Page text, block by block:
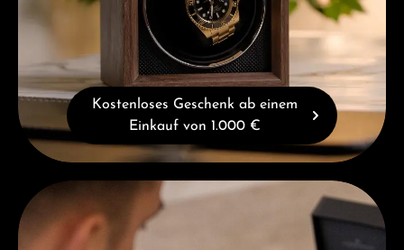
Kostenloses Geschenk ab einem
Einkauf von 1.000 €
Beratung erhalten